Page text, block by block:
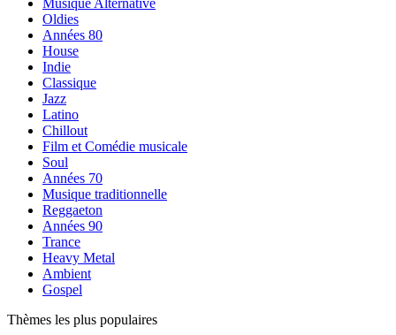
Musique Alternative
Oldies
Années 80
House
Indie
Classique
Jazz
Latino
Chillout
Film et Comédie musicale
Soul
Années 70
Musique traditionnelle
Reggaeton
Années 90
Trance
Heavy Metal
Ambient
Gospel
Thèmes les plus populaires